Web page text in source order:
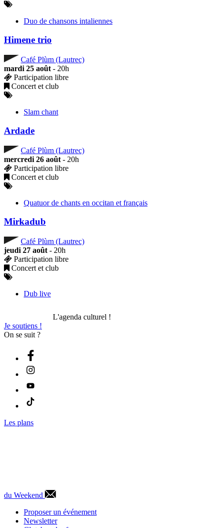
Duo de chansons intaliennes
Himene trio
Café Plùm (Lautrec)
mardi 25 août - 20h
Participation libre
Concert et club
Slam chant
Ardade
Café Plùm (Lautrec)
mercredi 26 août - 20h
Participation libre
Concert et club
Quatuor de chants en occitan et français
Mirkadub
Café Plùm (Lautrec)
jeudi 27 août - 20h
Participation libre
Concert et club
Dub live
L'agenda culturel !
Je soutiens !
On se suit ?
Les plans
du Weekend
Proposer un événement
Newsletter